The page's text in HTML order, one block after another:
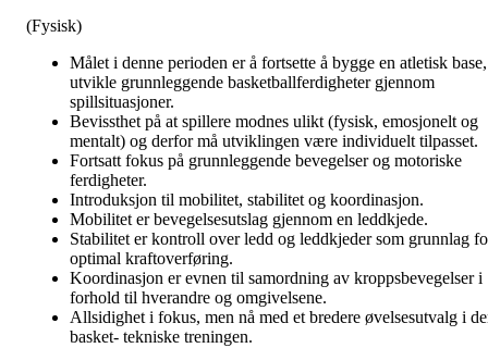
(Fysisk)
Målet i denne perioden er å fortsette å bygge en atletisk base,
utvikle grunnleggende basketballferdigheter gjennom
spillsituasjoner.
Bevissthet på at spillere modnes ulikt (fysisk, emosjonelt og
mentalt) og derfor må utviklingen være individuelt tilpasset.
Fortsatt fokus på grunnleggende bevegelser og motoriske
ferdigheter.
Introduksjon til mobilitet, stabilitet og koordinasjon.
Mobilitet er bevegelsesutslag gjennom en leddkjede.
Stabilitet er kontroll over ledd og leddkjeder som grunnlag
optimal kraftoverføring.
Koordinasjon er evnen til samordning av kroppsbevegelser i
forhold til hverandre og omgivelsene.
Allsidighet i fokus, men nå med et bredere øvelsesutvalg i
basket- tekniske treningen.